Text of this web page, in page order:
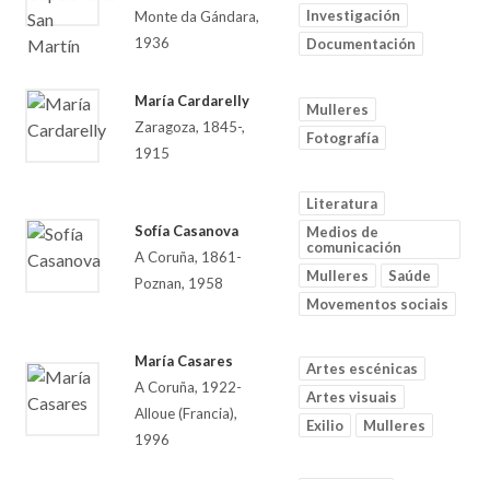
Monte da Gándara,
1936
Investigación
Documentación
María Cardarelly
Zaragoza, 1845-,
1915
Mulleres
Fotografía
Sofía Casanova
A Coruña, 1861-
Poznan, 1958
Literatura
Medios de
comunicación
Mulleres
Saúde
Movementos sociais
María Casares
A Coruña, 1922-
Alloue (Francia),
1996
Artes escénicas
Artes visuais
Exilio
Mulleres